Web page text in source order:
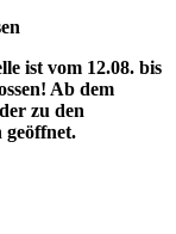
ist vom 12.08. bis
Ab dem
zu den
geöffnet.